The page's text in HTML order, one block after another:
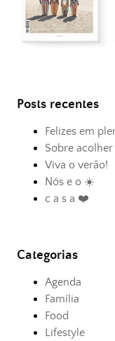
Posts recentes
Felizes em
Sobre
Viva o verão!
Nós e o ☀️
c a s a ❤️
Categorias
Agenda
Família
Food
Lifestyle